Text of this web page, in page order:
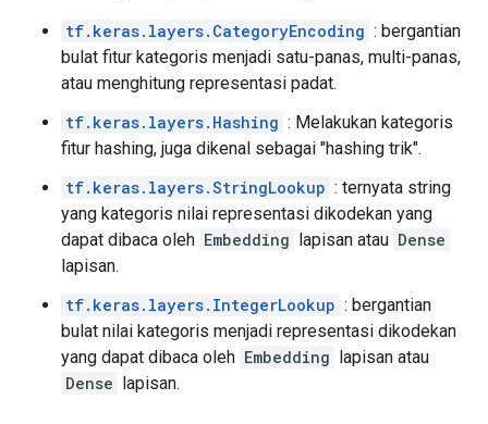
tf.keras.layers.CategoryEncoding : bergantian
bulat fitur kategoris menjadi satu-panas, multi-panas,
atau menghitung representasi padat.
tf.keras.layers.Hashing : Melakukan kategoris
fitur hashing, juga dikenal sebagai "hashing trik".
tf.keras.layers.StringLookup : ternyata string
yang kategoris nilai representasi dikodekan yang
dapat dibaca oleh Embedding lapisan atau Dense
lapisan.
tf.keras.layers.IntegerLookup : bergantian
bulat nilai kategoris menjadi representasi dikodekan
yang dapat dibaca oleh Embedding lapisan atau
Dense lapisan.